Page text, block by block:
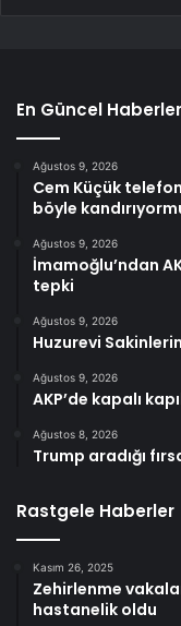
En Güncel Haberler
Ağustos 9, 2026
Cem Küçük
böyle
Ağustos 9, 2026
İmamoğlu’ndan
tepki
Ağustos 9, 2026
Huzurevi
Ağustos 9, 2026
AKP’de kapalı
Ağustos 8, 2026
Trump aradığı
Rastgele Haberler
Kasım 26, 2025
Zehirlenme
hastanelik oldu